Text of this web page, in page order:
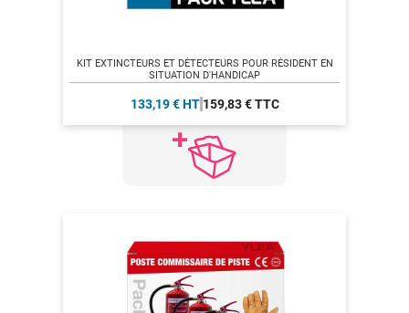
KIT EXTINCTEURS ET DÉTECTEURS POUR RÉSIDENT EN
SITUATION D'HANDICAP
133,19 € HT 159,83 € TTC